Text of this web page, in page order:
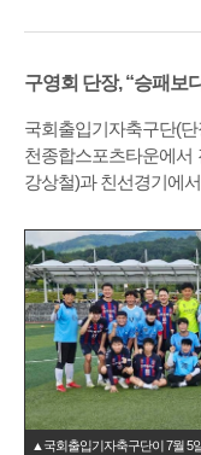
구영회 단장, “승패보
국회출입기자축구단(
천종합스포츠타운에서
강상철)과 친선경기에
▲국회출입기자축구단이 7월 5